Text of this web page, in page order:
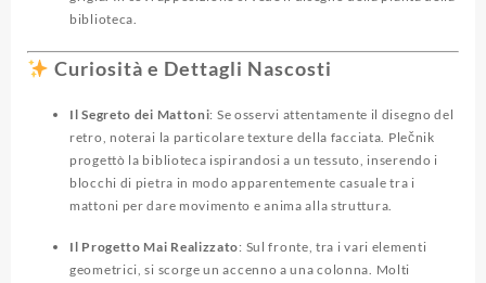
biblioteca.
Curiosità e Dettagli Nascosti
Il Segreto dei Mattoni: Se osservi attentamente il disegno del
retro, noterai la particolare texture della facciata. Plečnik
progettò la biblioteca ispirandosi a un tessuto, inserendo i
blocchi di pietra in modo apparentemente casuale tra i
mattoni per dare movimento e anima alla struttura.
Il Progetto Mai Realizzato: Sul fronte, tra i vari elementi
geometrici, si scorge un accenno a una colonna. Molti